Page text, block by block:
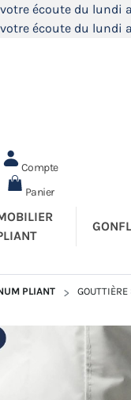
écoute du lundi
écoute du lundi
Compte
Panier
PLIANT